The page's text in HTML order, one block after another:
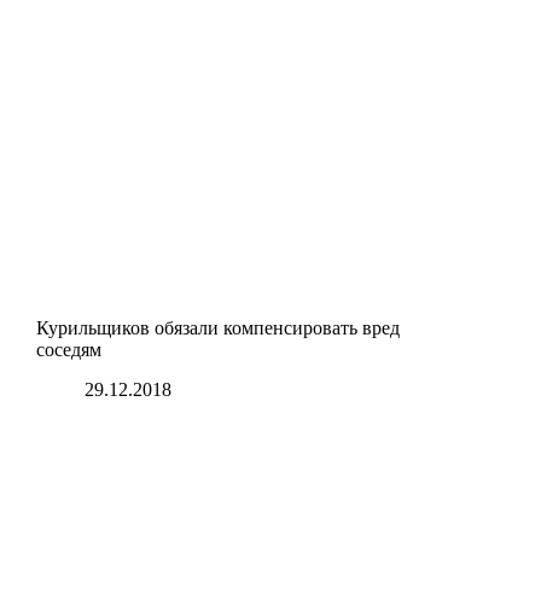
Курильщиков обязали компенсировать вред
соседям
29.12.2018